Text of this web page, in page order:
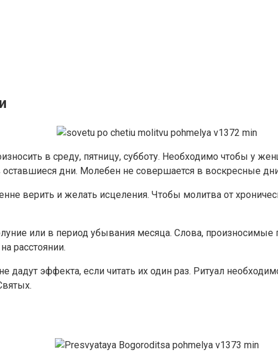
в среду, пятницу, субботу. Необходимо чтобы у
оставшиеся дни. Молебен не совершается в воскресные
верить и желать исцеления. Чтобы молитва от
или в период убывания месяца. Слова,
расстоянии.
дадут эффекта, если читать их один раз. Ритуал